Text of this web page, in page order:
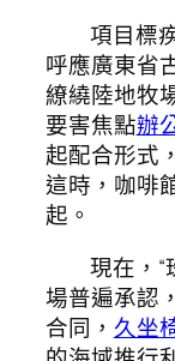
項目標
呼應廣東省
繚繞陸地牧
要害焦點辦
起配合形式
這時，咖啡
起。
現在，
場普遍承認
合同， 久坐